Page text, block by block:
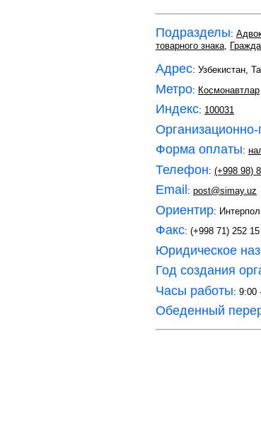
Подразделы:
товарного знака,
Адрес: Узбекистан,
Метро: Космонавтлар
Индекс: 100031
Форма оплаты:
Телефон: (+998 98)
Email : post@simay.uz
Ориентир: Интерпол
Факс: (+998 71) 252
Юридическое
Год создания
Часы работы: 9:00
Обеденный